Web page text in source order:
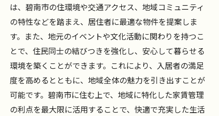
は、碧南市の住環境や交通アクセス、地域コミュニティ
の特性などを踏まえ、居住者に最適な物件を提案しま
す。また、地元のイベントや文化活動に関わりを持つこ
とで、住民同士の結びつきを強化し、安心して暮らせる
環境を築くことができます。これにより、入居者の満足
度を高めるとともに、地域全体の魅力を引き出すことが
可能です。碧南市に住む上で、地域に特化した家賃管理
の利点を最大限に活用することで、快適で充実した生活